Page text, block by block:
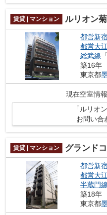
賃貸 | マンション ルリオン
都営新
都営大
総武線
築16年
東京都
現在空室情
「ルリオ
お問い合
賃貸 | マンション グランドコンシ
都営新
都営大
半蔵門線
築18年
東京都